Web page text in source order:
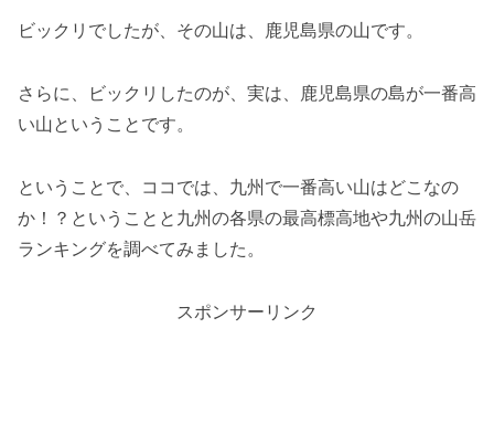
ビックリでしたが、その山は、鹿児島県の山です。
さらに、ビックリしたのが、実は、鹿児島県の島が一番高
い山ということです。
ということで、ココでは、九州で一番高い山はどこなの
か！？ということと九州の各県の最高標高地や九州の山岳
ランキングを調べてみました。
スポンサーリンク